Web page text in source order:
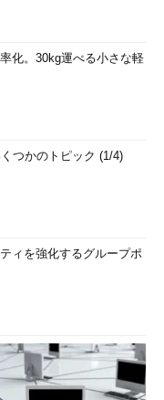
化。30kg運べる小さな軽
つかのトピック (1/4)
ィを強化するグループポ